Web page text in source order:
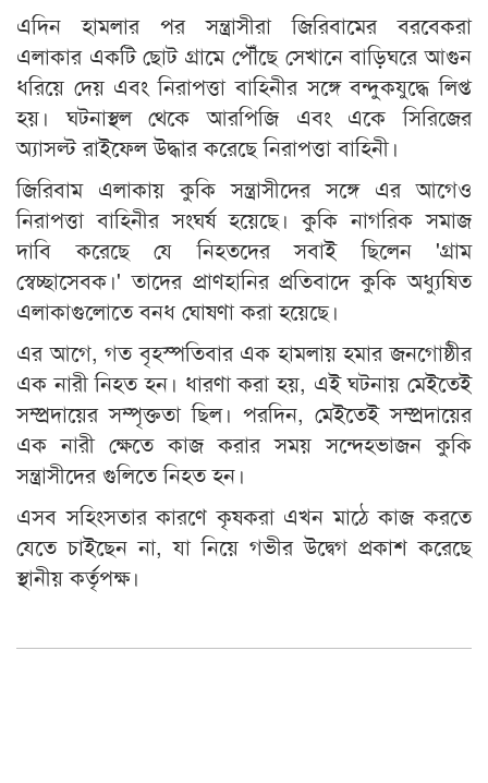
এদিন হামলার পর সন্ত্রাসীরা জিরিবামের বরবেকরা
এলাকার একটি ছোট গ্রামে পৌঁছে সেখানে বাড়িঘরে আগুন
ধরিয়ে দেয় এবং নিরাপত্তা বাহিনীর সঙ্গে বন্দুকযুদ্ধে লিপ্ত
হয়। ঘটনাস্থল থেকে আরপিজি এবং একে সিরিজের
অ্যাসল্ট রাইফেল উদ্ধার করেছে নিরাপত্তা বাহিনী।
জিরিবাম এলাকায় কুকি সন্ত্রাসীদের সঙ্গে এর আগেও
নিরাপত্তা বাহিনীর সংঘর্ষ হয়েছে। কুকি নাগরিক সমাজ
দাবি করেছে যে নিহতদের সবাই ছিলেন 'গ্রাম
স্বেচ্ছাসেবক।' তাদের প্রাণহানির প্রতিবাদে কুকি অধ্যুষিত
এলাকাগুলোতে বনধ ঘোষণা করা হয়েছে।
এর আগে, গত বৃহস্পতিবার এক হামলায় হমার জনগোষ্ঠীর
এক নারী নিহত হন। ধারণা করা হয়, এই ঘটনায় মেইতেই
সম্প্রদায়ের সম্পৃক্ততা ছিল। পরদিন, মেইতেই সম্প্রদায়ের
এক নারী ক্ষেতে কাজ করার সময় সন্দেহভাজন কুকি
সন্ত্রাসীদের গুলিতে নিহত হন।
এসব সহিংসতার কারণে কৃষকরা এখন মাঠে কাজ করতে
যেতে চাইছেন না, যা নিয়ে গভীর উদ্বেগ প্রকাশ করেছে
স্থানীয় কর্তৃপক্ষ।